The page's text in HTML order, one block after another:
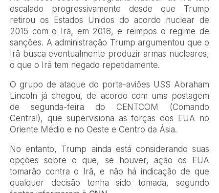
escalado progressivamente desde que Trump
retirou os Estados Unidos do acordo nuclear de
2015 com o Irã, em 2018, e reimpos o regime de
sanções. A administração Trump argumentou que o
Irã busca eventualmente produzir armas nucleares,
o que o Irã tem negado repetidamente.
O grupo de ataque do porta-aviões USS Abraham
Lincoln já chegou, de acordo com uma postagem
de segunda-feira do CENTCOM (Comando
Central), que supervisiona as forças dos EUA no
Oriente Médio e no Oeste e Centro da Ásia.
No entanto, Trump ainda está considerando suas
opções sobre o que, se houver, ação os EUA
tomarão contra o Irã, e não há indicação de que
qualquer decisão tenha sido tomada, segundo